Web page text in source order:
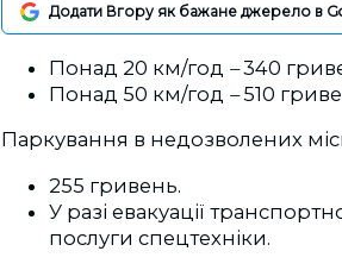
Додати Вгору як бажане джерело в
Понад 20 км/год –340
Понад 50 км/год –510
Паркування в недозволених
255 гривень.
У разі евакуації
послуги спецтехніки.